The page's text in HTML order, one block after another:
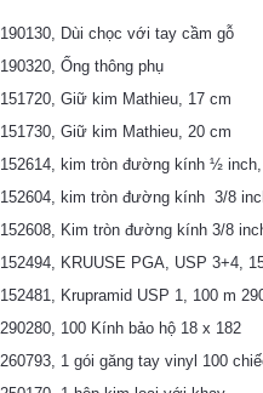
190130, Dùi chọc với tay cầm gỗ
190320, Ống thông phụ
151720, Giữ kim Mathieu, 17 cm
151730, Giữ kim Mathieu, 20 cm
152614, kim tròn đường kính ½
152604, kim tròn đường kính 3/8
152608, Kim tròn đường kính 3/8
152494, KRUUSE PGA, USP 3+4,
152481, Krupramid USP 1, 100 m
290280, 100 Kính bảo hộ 18 x 182
260793, 1 gói găng tay vinyl 100